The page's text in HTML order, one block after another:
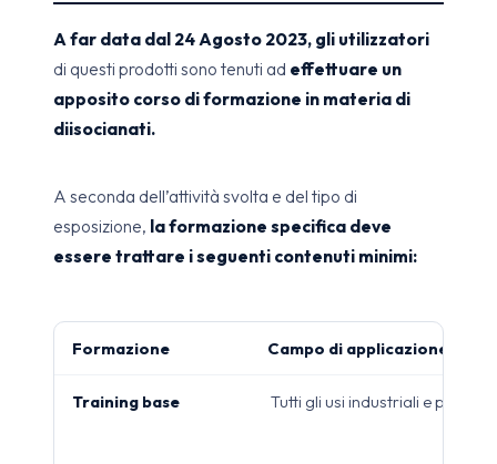
A far data dal 24 Agosto 2023, gli utilizzatori
di questi prodotti sono tenuti ad effettuare un
apposito corso di formazione in materia di
diisocianati.
A seconda dell’attività svolta e del tipo di
esposizione, la formazione specifica deve
essere trattare i seguenti contenuti minimi:
Formazione Campo di applicazione
Training base Tutti gli usi industriali e